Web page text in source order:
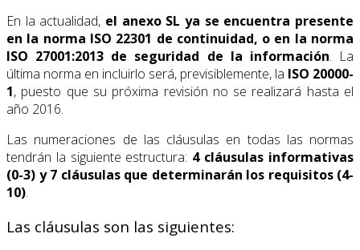
En la actualidad, el anexo SL ya se encuentra presente
en la norma ISO 22301 de continuidad, o en la norma
ISO 27001:2013 de seguridad de la información. La
última norma en incluirlo será, previsiblemente, la ISO 20000-
1, puesto que su próxima revisión no se realizará hasta el
año 2016.
Las numeraciones de las cláusulas en todas las normas
tendrán la siguiente estructura: 4 cláusulas informativas
(0-3) y 7 cláusulas que determinarán los requisitos (4-
10).
Las cláusulas son las siguientes: